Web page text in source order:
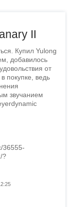
II
Купил Yulong
добавилось
от
покупке, ведь
звучанием
36555-
?